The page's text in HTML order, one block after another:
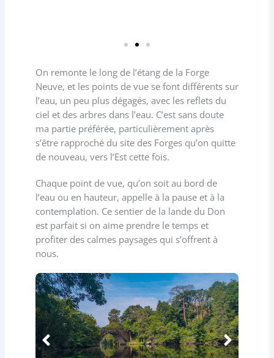
On remonte le long de l’étang de la Forge
Neuve, et les points de vue se font différents sur
l’eau, un peu plus dégagés, avec les reflets du
ciel et des arbres dans l’eau. C’est sans doute
ma partie préférée, particulièrement après
s’être rapproché du site des Forges qu’on quitte
de nouveau, vers l’Est cette fois.
Chaque point de vue, qu’on soit au bord de
l’eau ou en hauteur, appelle à la pause et à la
contemplation. Ce sentier de la lande du Don
est parfait si on aime prendre le temps et
profiter des calmes paysages qui s’offrent à
nous.